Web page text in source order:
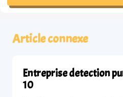
Article connexe
Entreprise detection
10